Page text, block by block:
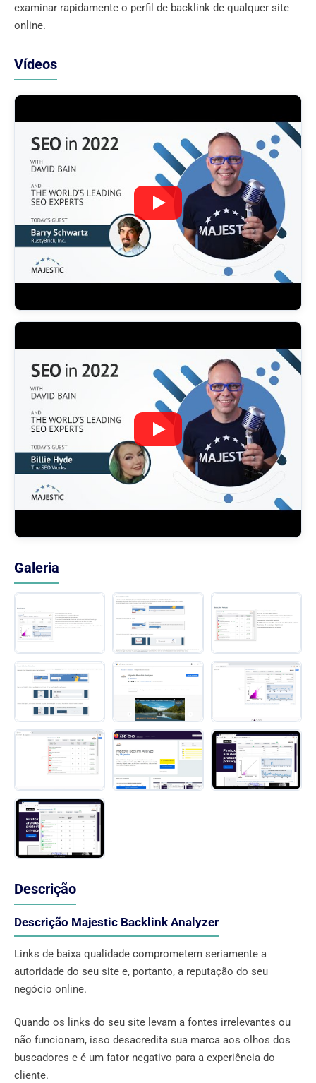
examinar rapidamente o perfil de backlink de qualquer site
online.
Vídeos
Galeria
Descrição
Descrição Majestic Backlink Analyzer
Links de baixa qualidade comprometem seriamente a
autoridade do seu site e, portanto, a reputação do seu
negócio online.
Quando os links do seu site levam a fontes irrelevantes ou
não funcionam, isso desacredita sua marca aos olhos dos
buscadores e é um fator negativo para a experiência do
cliente.